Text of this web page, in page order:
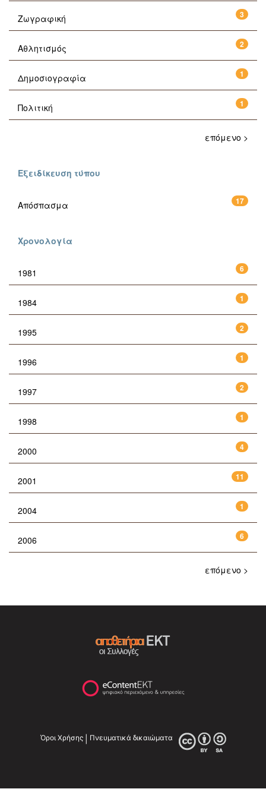
3
Ζωγραφική
2
Αθλητισμός
1
Δημοσιογραφία
1
Πολιτική
επόμενο >
Εξειδίκευση τύπου
17
Απόσπασμα
Χρονολογία
6
1981
1
1984
2
1995
1
1996
2
1997
1
1998
4
2000
11
2001
1
2004
6
2006
επόμενο >